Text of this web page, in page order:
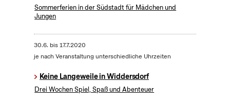
Sommerferien in der Südstadt für Mädchen und
Jungen
30.6. bis17.7.2020
je nach Veranstaltung unterschiedliche Uhrzeiten
Keine Langeweile in Widdersdorf
Drei Wochen Spiel, Spaß und Abenteuer